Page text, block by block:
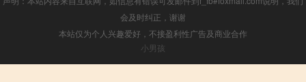
会及时纠正，谢谢
本站仅为个人兴趣爱好，不接盈利性广告及商业合作
小男孩